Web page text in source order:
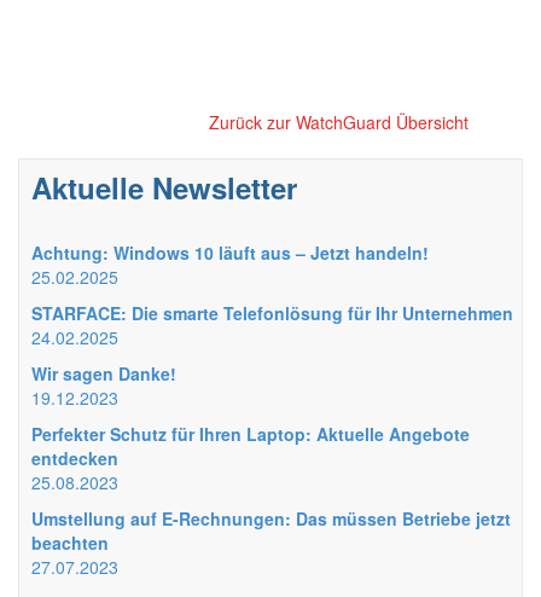
Zurück zur WatchGuard Übersicht
Aktuelle Newsletter
Achtung: Windows 10 läuft aus – Jetzt handeln!
25.02.2025
STARFACE: Die smarte Telefonlösung für Ihr Unternehmen
24.02.2025
Wir sagen Danke!
19.12.2023
Perfekter Schutz für Ihren Laptop: Aktuelle Angebote
entdecken
25.08.2023
Umstellung auf E-Rechnungen: Das müssen Betriebe jetzt
beachten
27.07.2023